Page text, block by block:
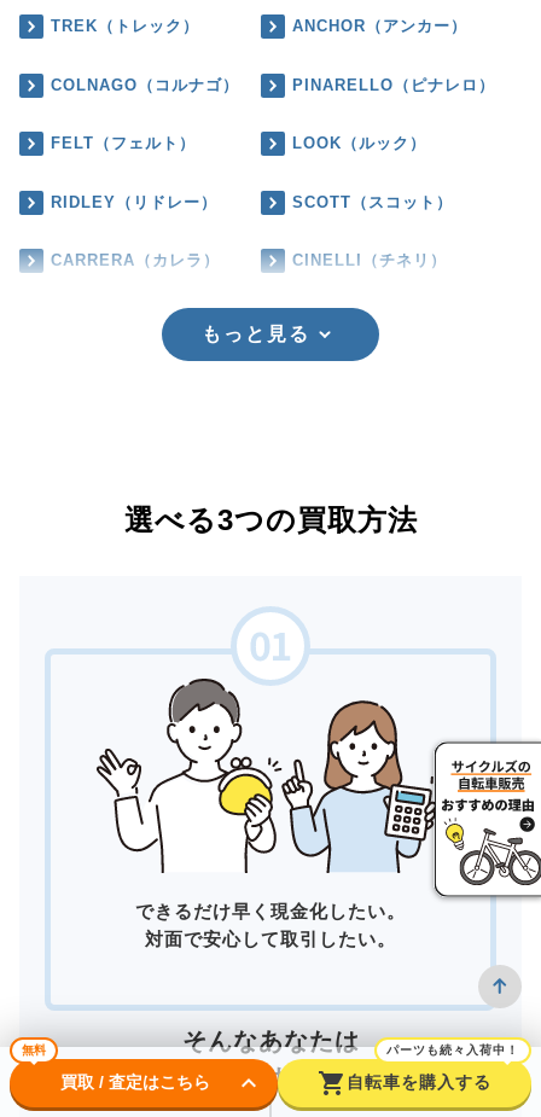
TREK（トレック） ANCHOR（アンカー）
COLNAGO（コルナゴ） PINARELLO（ピナレロ）
FELT（フェルト） LOOK（ルック）
RIDLEY（リドレー） SCOTT（スコット）
CARRERA（カレラ） CINELLI（チネリ）
もっと見る
選べる3つの買取方法
できるだけ早く現金化したい。
対面で安心して取引したい。
そんなあなたは
店頭買取がおすすめ！
無料
買取 / 査定はこちら keyboard_arrow_down shopping_cart
パーツも続々入荷中！
自転車を購入する